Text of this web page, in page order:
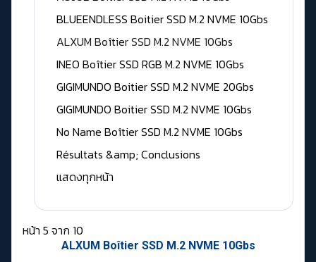
BLUEENDLESS Boitier SSD M.2 NVME 10Gbs
ALXUM Boîtier SSD M.2 NVME 10Gbs
INEO Boîtier SSD RGB M.2 NVME 10Gbs
GIGIMUNDO Boitier SSD M.2 NVME 20Gbs
GIGIMUNDO Boitier SSD M.2 NVME 10Gbs
No Name Boîtier SSD M.2 NVME 10Gbs
Résultats &amp; Conclusions
แสดงทุกหน้า
หน้า 5 จาก 10
ALXUM Boîtier SSD M.2 NVME 10Gbs